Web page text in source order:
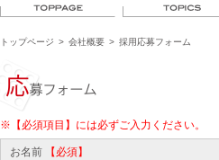
トップページ > 会社概要 > 採用応募フォーム
※【必須項目】には必ずご入力ください。
お名前 【必須】